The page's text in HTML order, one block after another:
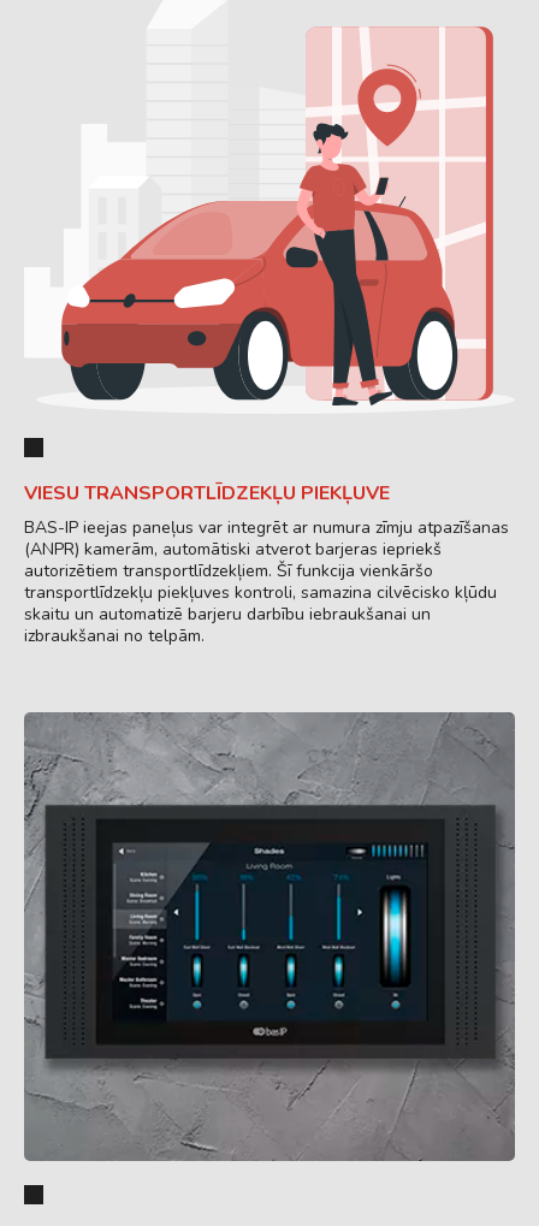
VIESU TRANSPORTLĪDZEKĻU PIEKĻUVE
BAS-IP ieejas paneļus var integrēt ar numura zīmju atpazīšanas
(ANPR) kamerām, automātiski atverot barjeras iepriekš
autorizētiem transportlīdzekļiem. Šī funkcija vienkāršo
transportlīdzekļu piekļuves kontroli, samazina cilvēcisko kļūdu
skaitu un automatizē barjeru darbību iebraukšanai un
izbraukšanai no telpām.